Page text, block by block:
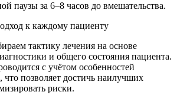
паузы за 6–8 часов до вмешательства.
к каждому пациенту
тактику лечения на основе
и общего состояния пациента.
с учётом особенностей
что позволяет достичь наилучших
риски.